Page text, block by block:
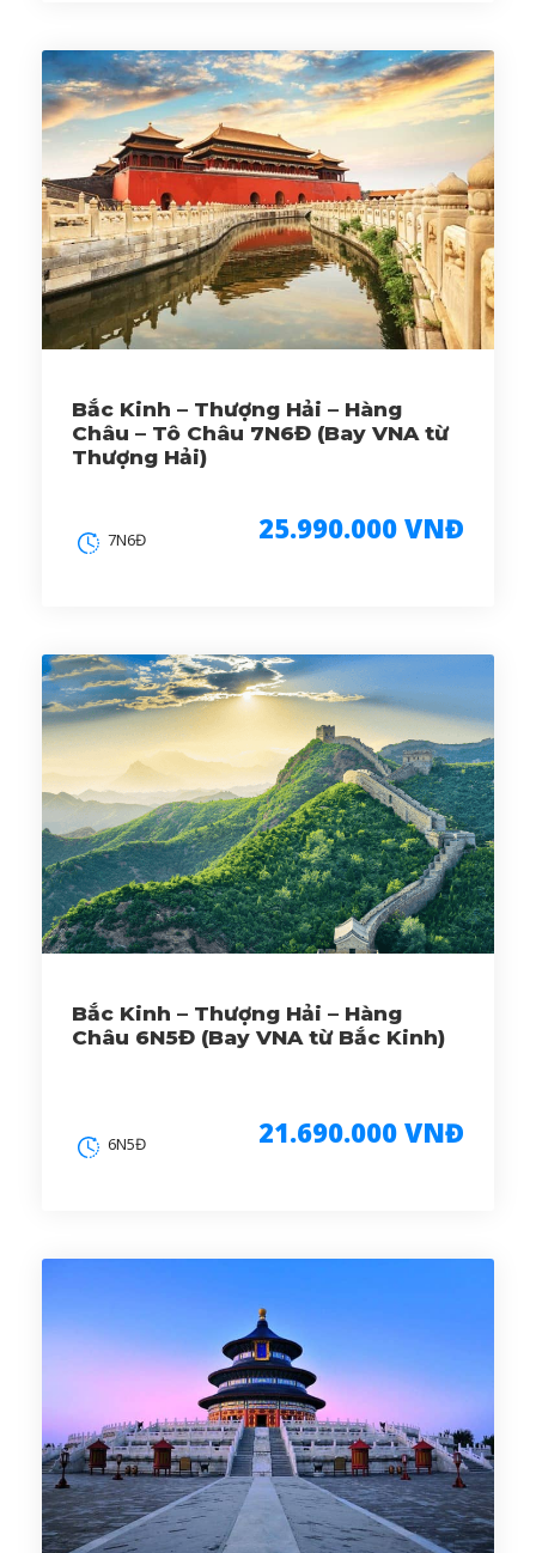
Bắc Kinh – Thượng Hải – Hàng
Châu – Tô Châu 7N6Đ (Bay VNA từ
Thượng Hải)
25.990.000 VNĐ
7N6Đ
Bắc Kinh – Thượng Hải – Hàng
Châu 6N5Đ (Bay VNA từ Bắc Kinh)
21.690.000 VNĐ
6N5Đ